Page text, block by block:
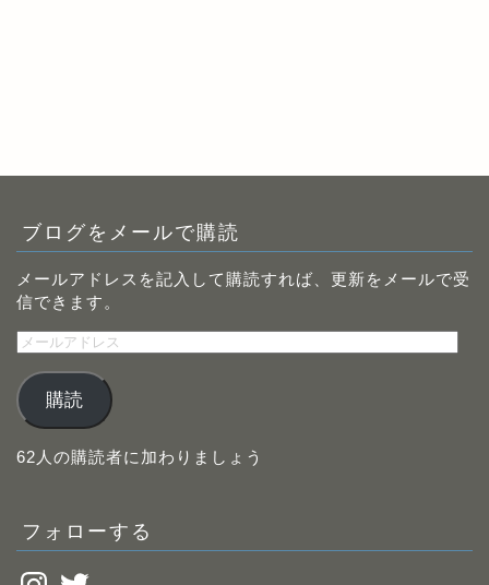
ブログをメールで購読
メールアドレスを記入して購読すれば、更新をメールで受
信できます。
メ
ル
ア
ド
レ
購読
62人の購読者に加わりましょう
フォローする
Instagram
Twitter